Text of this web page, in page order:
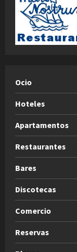
Ocio
Hoteles
Apartamentos
Restaurantes
Bares
Discotecas
Comercio
Reservas